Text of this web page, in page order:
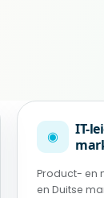
◉
IT-
Product- en
en Duitse